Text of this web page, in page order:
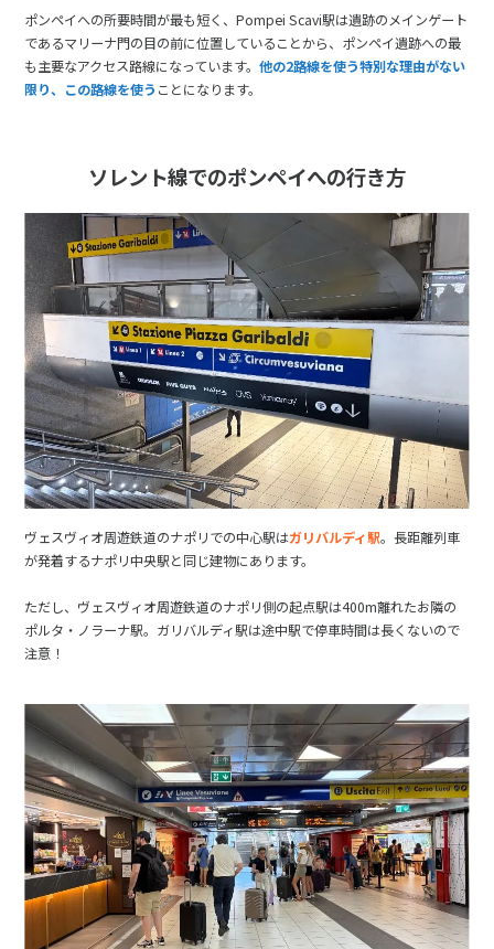
ポンペイへの所要時間が最も短く、Pompei Scavi駅は遺跡のメインゲート
であるマリーナ門の目の前に位置していることから、ポンペイ遺跡への最
も主要なアクセス路線になっています。他の2路線を使う特別な理由がない
限り、この路線を使う ことになります。
ソレント線でのポンペイへの行き方
ヴェスヴィオ周遊鉄道のナポリでの中心駅はガリバルディ駅。長距離列車
が発着するナポリ中央駅と同じ建物にあります。
ただし、ヴェスヴィオ周遊鉄道のナポリ側の起点駅は400m離れたお隣の
ポルタ・ノラーナ駅。ガリバルディ駅は途中駅で停車時間は長くないので
注意！